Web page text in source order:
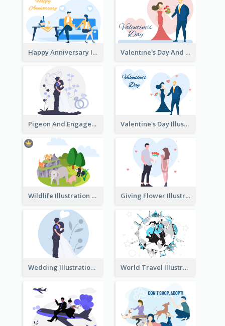
Happy Anniversary Illustration Valentine's Day And Flower Illustration
Pigeon And Engagement Illustration Valentine's Day Illustration
Wildlife Illustration Giving Flower Illustration
Wedding Illustration World Travel Illustration